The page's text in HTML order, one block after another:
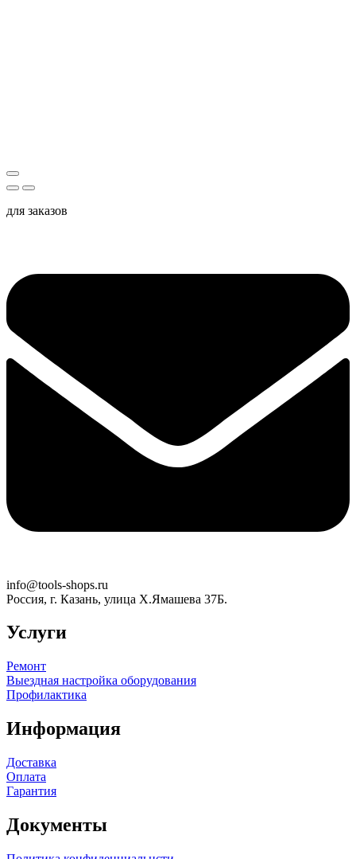
для заказов
info@tools-shops.ru
Россия, г. Казань, улица Х.Ямашева 37Б.
Услуги
Ремонт
Выездная настройка оборудования
Профилактика
Информация
Доставка
Оплата
Гарантия
Документы